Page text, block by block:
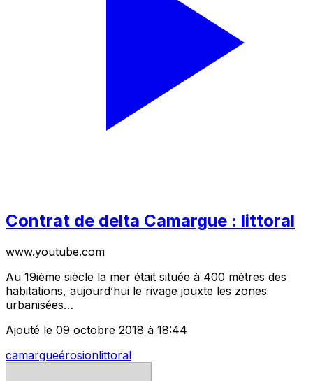
Contrat de delta Camargue : littoral
www.youtube.com
Au 19ième siècle la mer était située à 400 mètres des
habitations, aujourd’hui le rivage jouxte les zones
urbanisées…
Ajouté le 09 octobre 2018 à 18:44
camargueérosionlittoral